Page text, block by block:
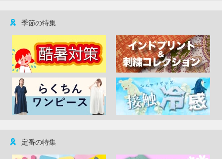
季節の特集
定番の特集